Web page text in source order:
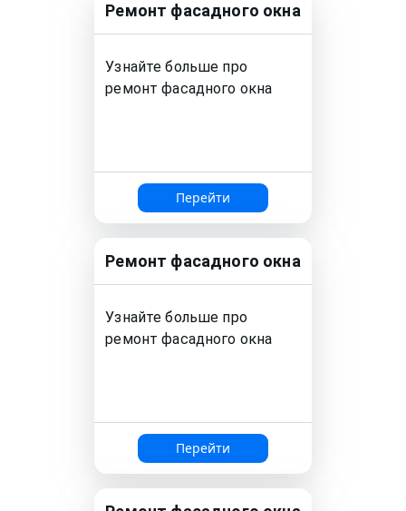
Ремонт фасадного окна
Узнайте больше про
ремонтфасадного окна
Перейти
Ремонт фасадного окна
Узнайте больше про
ремонтфасадного окна
Перейти